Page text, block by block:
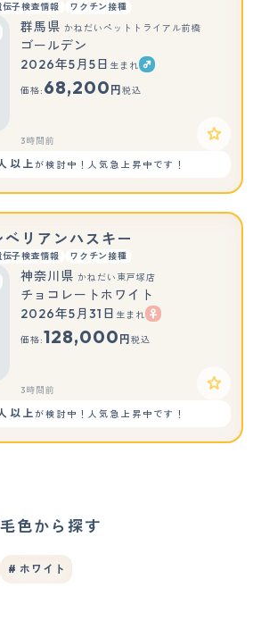
伝子検査情報 ワクチン接種
群馬県 かねだいペットトライアル前橋
ゴールデン
2026年5月5日 生まれ
価格: 68,200 円 税込
3時間前
以上が検討中！人気急上昇中です！
ベリアンハスキー
伝子検査情報 ワクチン接種
神奈川県 かねだい東戸塚店
チョコレートホワイト
2026年5月31日 生まれ
価格:128,000 円 税込
3時間前
以上が検討中！人気急上昇中です！
色から探す
# ホワイト